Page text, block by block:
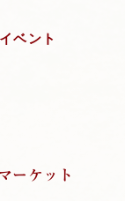
イベント